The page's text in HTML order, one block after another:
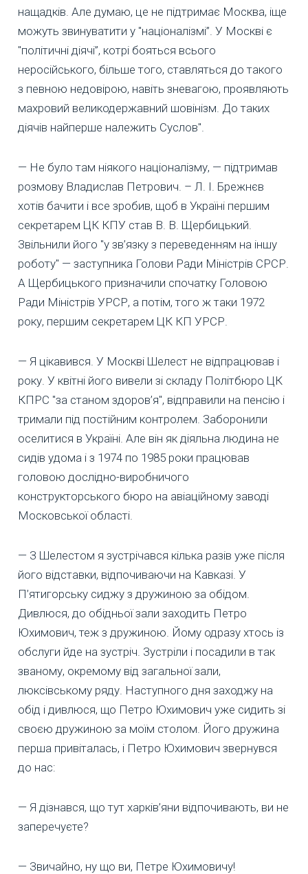
нащадків. Але думаю, це не підтримає Москва, іще
можуть звинуватити у "націоналізмі”. У Москві є
"політичні діячі”, котрі бояться всього
неросійського, більше того, ставляться до такого
з певною недовірою, навіть зневагою, проявляють
махровий великодержавний шовінізм. До таких
діячів найперше належить Суслов".
— Не було там ніякого націоналізму, — підтримав
розмову Владислав Петрович. – Л. І. Брежнєв
хотів бачити і все зробив, щоб в Україні першим
секретарем ЦК КПУ став В. В. Щербицький.
Звільнили його "у зв’язку з переведенням на іншу
роботу" — заступника Голови Ради Міністрів СРСР.
А Щербицького призначили спочатку Головою
Ради Міністрів УРСР, а потім, того ж таки 1972
року, першим секретарем ЦК КП УРСР.
— Я цікавився. У Москві Шелест не відпрацював і
року. У квітні його вивели зі складу Політбюро ЦК
КПРС "за станом здоров’я", відправили на пенсію і
тримали під постійним контролем. Заборонили
оселитися в Україні. Але він як діяльна людина не
сидів удома і з 1974 по 1985 роки працював
головою дослідно-виробничого
конструкторського бюро на авіаційному заводі
Московської області.
— З Шелестом я зустрічався кілька разів уже після
його відставки, відпочиваючи на Кавказі. У
П’ятигорську сиджу з дружиною за обідом.
Дивлюся, до обідньої зали заходить Петро
Юхимович, теж з дружиною. Йому одразу хтось із
обслуги йде на зустріч. Зустріли і посадили в так
званому, окремому від загальної зали,
люксівському ряду. Наступного дня заходжу на
обід і дивлюся, що Петро Юхимович уже сидить зі
своєю дружиною за моїм столом. Його дружина
перша привіталась, і Петро Юхимович звернувся
до нас:
— Я дізнався, що тут харків’яни відпочивають, ви не
заперечуєте?
— Звичайно, ну що ви, Петре Юхимовичу!